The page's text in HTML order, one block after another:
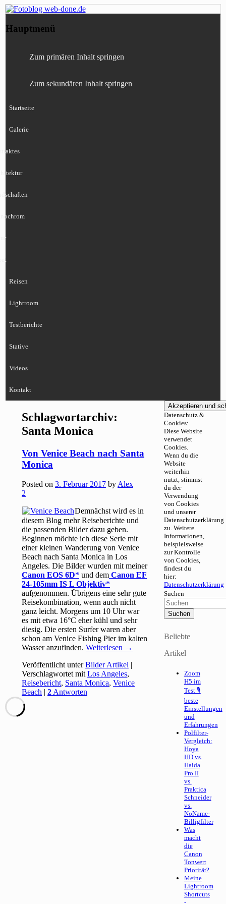
Fotoblog web-done.de
Canon, Nikon, Sony
Hauptmenü
Zum primären Inhalt springen
Zum sekundären Inhalt springen
Startseite
Galerie
Reisen
Lightroom
Testberichte
Stative
Videos
Kontakt
Schlagwortarchiv:
Santa Monica
Von Venice Beach nach Santa
Monica
Posted on3. Februar 2017 by Alex
2
Demnächst wird es in
diesem Blog mehr Reiseberichte und
die passenden Bilder dazu geben.
Beginnen möchte ich diese Serie mit
einer kleinen Wanderung von Venice
Beach nach Santa Monica in Los
Angeles. Die Bilder wurden mit meiner
Canon EOS 6D
und dem Canon EF
24-105mm IS L Objektiv
aufgenommen. Übrigens eine sehr gute
Reisekombination, wenn auch nicht
ganz leicht. Morgens um 10 Uhr war
es mit etwa 16°C eher kühl und sehr
diesig. Die ersten Surfer waren aber
schon am Venice Fishing Pier im kalten
Wasser anzufinden.Weiterlesen →
Veröffentlicht unter Bilder Artikel |
Verschlagwortet mit Los Angeles,
Reisebericht, Santa Monica,Venice
Beach |2 Antworten
Datenschutz &
Cookies:
Diese Website
verwendet
Cookies.
Wenn du die
Website
weiterhin
nutzt, stimmst
du der
Verwendung
von Cookies
und unserer
Datenschutzerklärung
zu. Weitere
Informationen,
beispielsweise
zur Kontrolle
von Cookies,
findest du
hier:
Datenschutzerklärung
Suchen
Beliebte
Artikel
Zoom
H5 im
Test 🎙
beste
Einstellungen
und
Erfahrungen
Polfilter-
Vergleich:
Hoya
HD vs.
Haida
Pro II
vs.
Praktica
Schneider
vs.
NoName-
Billigfilter
Was
macht
die
Canon
Tonwert
Priorität?
Meine
Lightroom
Shortcuts
-